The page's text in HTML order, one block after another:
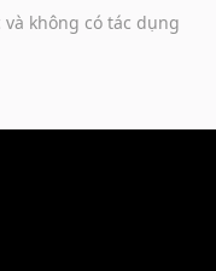
không có tác dụng